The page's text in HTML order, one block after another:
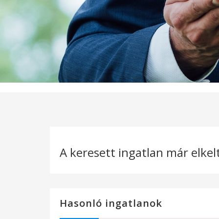
A keresett ingatlan már
Hasonló ingatlanok